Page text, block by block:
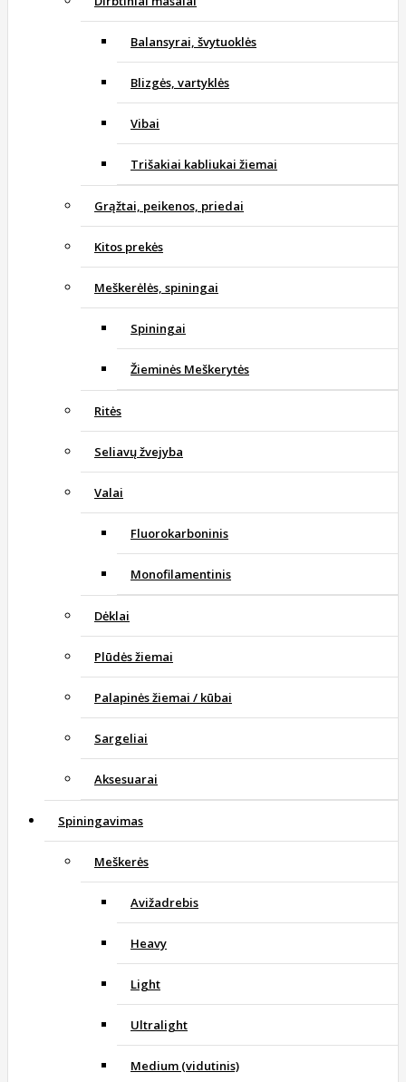
Balansyrai, švytuoklės
Blizgės, vartyklės
Vibai
Trišakiai kabliukai žiemai
Grąžtai, peikenos, priedai
Kitos prekės
Meškerėlės, spiningai
Spiningai
Žieminės Meškerytės
Ritės
Seliavų žvejyba
Valai
Fluorokarboninis
Monofilamentinis
Dėklai
Plūdės žiemai
Palapinės žiemai / kūbai
Sargeliai
Aksesuarai
Spiningavimas
Meškerės
Avižadrebis
Heavy
Light
Ultralight
Medium (vidutinis)